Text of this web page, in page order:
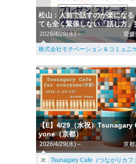
松山：人前で話すのが楽になる
ても全く緊張しない「話し方
2026/4/29(水)～ 愛
株式会社モチベーション＆コミュニ
【E】4/29（水祝）Tsunagary
yone（京都）
2026/4/29(水)～ 京
Tsunagary Cafe（つながりカフ